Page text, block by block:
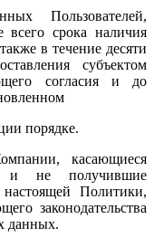
Пользователей,
всего срока наличия
в течение десяти
субъектом
согласия и до
порядке.
касающиеся
и не получившие
настоящей Политики,
законодательства
данных.